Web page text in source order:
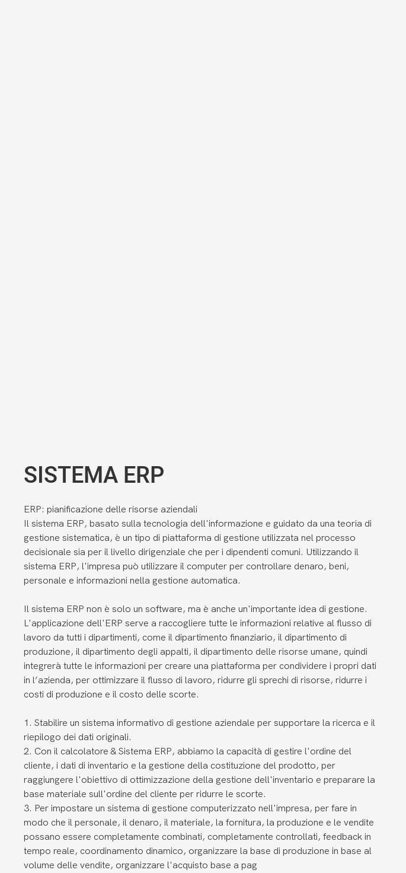
SISTEMA ERP
ERP: pianificazione delle risorse aziendali
Il sistema ERP, basato sulla tecnologia dell'informazione e guidato da una teoria di
gestione sistematica, è un tipo di piattaforma di gestione utilizzata nel processo
decisionale sia per il livello dirigenziale che per i dipendenti comuni. Utilizzando il
sistema ERP, l'impresa può utilizzare il computer per controllare denaro, beni,
personale e informazioni nella gestione automatica.
Il sistema ERP non è solo un software, ma è anche un'importante idea di gestione.
L'applicazione dell'ERP serve a raccogliere tutte le informazioni relative al flusso di
lavoro da tutti i dipartimenti, come il dipartimento finanziario, il dipartimento di
produzione, il dipartimento degli appalti, il dipartimento delle risorse umane, quindi
integrerà tutte le informazioni per creare una piattaforma per condividere i propri dati
in l’azienda, per ottimizzare il flusso di lavoro, ridurre gli sprechi di risorse, ridurre i
costi di produzione e il costo delle scorte.
1. Stabilire un sistema informativo di gestione aziendale per supportare la ricerca e il
riepilogo dei dati originali.
2. Con il calcolatore & Sistema ERP, abbiamo la capacità di gestire l'ordine del
cliente, i dati di inventario e la gestione della costituzione del prodotto, per
raggiungere l'obiettivo di ottimizzazione della gestione dell'inventario e preparare la
base materiale sull'ordine del cliente per ridurre le scorte.
3. Per impostare un sistema di gestione computerizzato nell'impresa, per fare in
modo che il personale, il denaro, il materiale, la fornitura, la produzione e le vendite
possano essere completamente combinati, completamente controllati, feedback in
tempo reale, coordinamento dinamico, organizzare la base di produzione in base al
volume delle vendite, organizzare l'acquisto base a pag